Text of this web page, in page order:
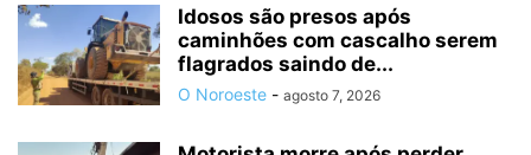
Idosos são presos após
caminhões com cascalho serem
flagrados saindo de...
O Noroeste - agosto 7, 2026